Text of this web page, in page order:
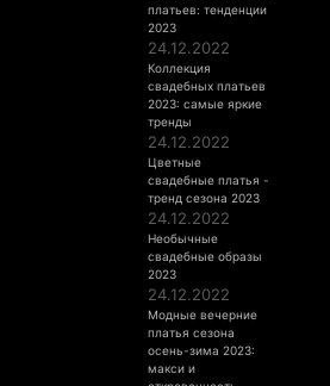
платьев: тенденции
2023
24.12.2022
Коллекция
свадебных платьев
2023: самые яркие
тренды
24.12.2022
Цветные
свадебные платья -
тренд сезона 2023
24.12.2022
Необычные
свадебные образы
2023
24.12.2022
Модные вечерние
платья сезона
осень-зима 2023:
макси и